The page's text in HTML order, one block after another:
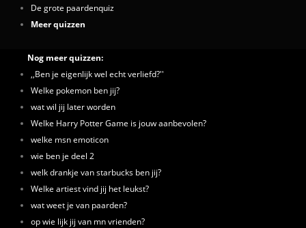
De grote paardenquiz
Meer quizzen
Nog meer quizzen:
,,Ben je eigenlijk wel echt verliefd?''
Welke pokemon ben jij?
wat wil jij later worden
Welke Harry Potter Game is jouw aanbevolen?
welke msn emoticon
wie ben je deel 2
welk drankje van starbucks ben jij?
Welke artiest vind jij het leukst?
wat weet je van paarden?
op wie lijk jij van mn vrienden?